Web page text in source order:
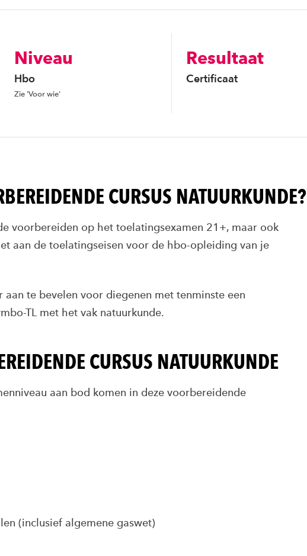
Niveau
Hbo
Zie 'Voor wie'
Resultaat
Certificaat
CURSUS NATUURKUNDE?
voorbereiden op het toelatingsexamen 21+, maar ook
aan de toelatingseisen voor de hbo-opleiding van je
aan te bevelen voor diegenen met tenminste een
TL met het vak natuurkunde.
CURSUS NATUURKUNDE
aan bod komen in deze voorbereidende
(inclusief algemene gaswet)